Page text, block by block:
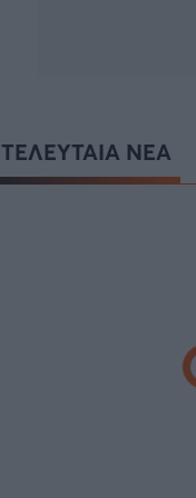
ΤΕΛΕΥΤΑΙΑ ΝΕΑ